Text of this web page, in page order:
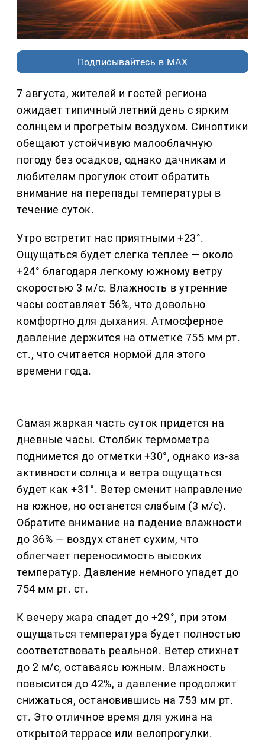
Подписывайтесь в MAX
7 августа, жителей и гостей региона
ожидает типичный летний день с ярким
солнцем и прогретым воздухом. Синоптики
обещают устойчивую малооблачную
погоду без осадков, однако дачникам и
любителям прогулок стоит обратить
внимание на перепады температуры в
течение суток.
Утро встретит нас приятными +23°.
Ощущаться будет слегка теплее — около
+24° благодаря легкому южному ветру
скоростью 3 м/с. Влажность в утренние
часы составляет 56%, что довольно
комфортно для дыхания. Атмосферное
давление держится на отметке 755 мм рт.
ст., что считается нормой для этого
времени года.
Самая жаркая часть суток придется на
дневные часы. Столбик термометра
поднимется до отметки +30°, однако из-за
активности солнца и ветра ощущаться
будет как +31°. Ветер сменит направление
на южное, но останется слабым (3 м/с).
Обратите внимание на падение влажности
до 36% — воздух станет сухим, что
облегчает переносимость высоких
температур. Давление немного упадет до
754 мм рт. ст.
К вечеру жара спадет до +29°, при этом
ощущаться температура будет полностью
соответствовать реальной. Ветер стихнет
до 2 м/с, оставаясь южным. Влажность
повысится до 42%, а давление продолжит
снижаться, остановившись на 753 мм рт.
ст. Это отличное время для ужина на
открытой террасе или велопрогулки.